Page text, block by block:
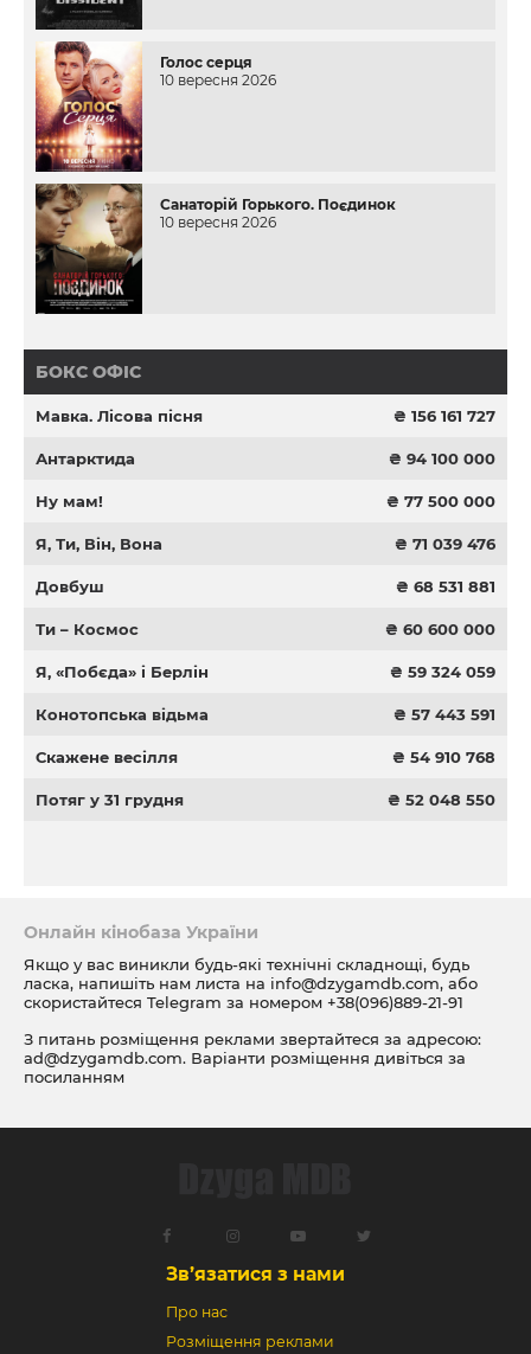
Голос серця
10 вересня 2026
Санаторій Горького. Поєдинок
10 вересня 2026
БОКС ОФІС
Мавка. Лісова пісня ₴ 156 161 727
Антарктида ₴ 94 100 000
Ну мам! ₴ 77 500 000
Я, Ти, Він, Вона ₴ 71 039 476
Довбуш ₴ 68 531 881
Ти – Космос ₴ 60 600 000
Я, «Побєда» і Берлін ₴ 59 324 059
Конотопська відьма ₴ 57 443 591
Скажене весілля ₴ 54 910 768
Потяг у 31 грудня ₴ 52 048 550
Онлайн кінобаза України
Якщо у вас виникли будь-які технічні складнощі, будь
ласка, напишіть нам листа на info@dzygamdb.com, або
скористайтеся Telegram за номером +38(096)889-21-91
З питань розміщення реклами звертайтеся за адресою:
ad@dzygamdb.com. Варіанти розміщення дивіться за
посиланням
Зв’язатися з нами
Про нас
Розміщення реклами